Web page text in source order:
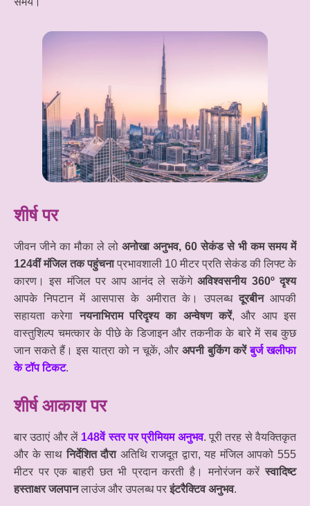
शीर्ष पर
जीवन जीने का मौका ले लो अनोखा अनुभव, 60 सेकंड से भी कम समय में
124वीं मंजिल तक पहुंचनाप्रभावशाली 10 मीटर प्रति सेकंड की लिफ्ट के
कारण। इस मंजिल पर आप आनंद ले सकेंगेअविश्वसनीय 360º दृश्य
आपके निपटान में आसपास के अमीरात के। उपलब्धदूरबीनआपकी
सहायता करेगानयनाभिराम परिदृश्य का अन्वेषण करें, और आप इस
वास्तुशिल्प चमत्कार के पीछे के डिजाइन और तकनीक के बारे में सब कुछ
जान सकते हैं। इस यात्रा को न चूकें, और अपनी बुकिंग करें बुर्ज खलीफा
के टॉप टिकट.
शीर्ष आकाश पर
बार उठाएं और लें 148वें स्तर पर प्रीमियम अनुभव. पूरी तरह से वैयक्तिकृत
और के साथनिर्देशित दौराअतिथि राजदूत द्वारा, यह मंजिल आपको 555
मीटर पर एक बाहरी छत भी प्रदान करती है। मनोरंजन करेंस्वादिष्ट
हस्ताक्षर जलपानलाउंज और उपलब्ध परइंटरैक्टिव अनुभव.